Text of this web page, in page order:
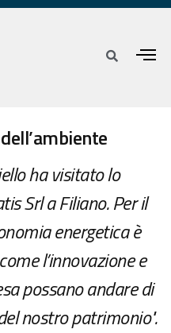
ha visitato lo
Srl a Filiano. Per il
energetica è
l’innovazione e
possano andare di
nostro patrimonio".